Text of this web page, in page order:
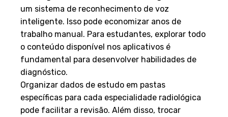
um sistema de reconhecimento de voz
inteligente. Isso pode economizar anos de
trabalho manual. Para estudantes, explorar todo
o conteúdo disponível nos aplicativos é
fundamental para desenvolver habilidades de
diagnóstico.
Organizar dados de estudo em pastas
específicas para cada especialidade radiológica
pode facilitar a revisão. Além disso, trocar